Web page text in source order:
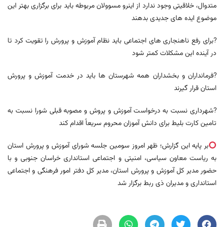
متدوال، خلاقیتی وجود ندارد از اینرو مسوولان مربوطه باید برای برگزاری بهتر این
موضوع ایده های جدیدی بدهند
?برای رفع ناهنجاری های اجتماعی باید نظام آموزش و پرورش را تقویت کرد تا
در آینده این مشکلات کمتر شود
?فرمانداران و بخشداران همه شهرستان ها باید در خدمت آموزش و پرورش
استان قرار گیرند
?شهرداری نسبت به درخواست آموزش و پروش و مصوبه قبلی شورا نسبت به
تامین کارت بلیط برای دانش آموزان محروم سریعاً اقدام کند
بر پایه این گزارش؛ ظهر امروز سومین جلسه شورای آموزش و پرورش استان
به ریاست معاون سیاسی، امنیتی و اجتماعی استانداری خراسان جنوبی و با
حضور مدیر کل آموزش و پرورش استان، مدیر کل دفتر امور فرهنگی و اجتماعی
استانداری و مدیران ذی ربط برگزار شد